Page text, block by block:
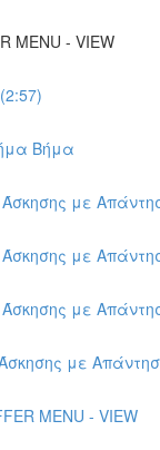
MENU - VIEW
Βήμα
Άσκησης με
Άσκησης με
Άσκησης με
με
MENU - VIEW